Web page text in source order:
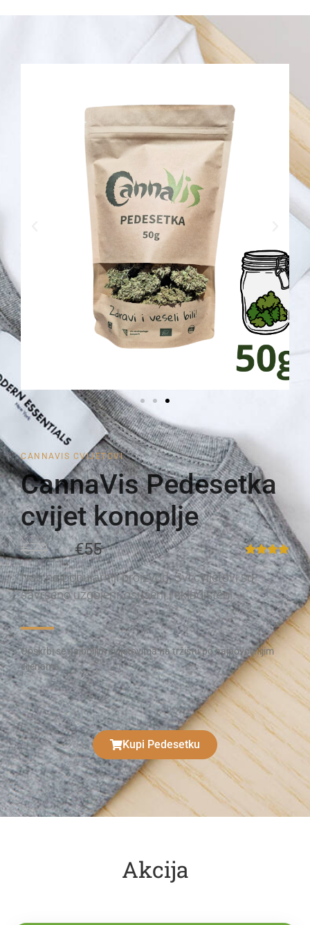
CANNAVIS CVIJETOVI
CannaVis Pedesetka
cvijet konoplje
€79 €55
Naš najpopularniji proizvod. Svi cvijetovi su
savršeno uzgojeni, osušeni i skladišteni.
Opskrbi se najboljim cvijetovima na tržištu po najpovoljnijim
cijenama
Kupi Pedesetku
Akcija